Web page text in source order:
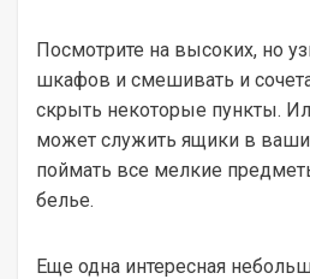
Посмотрите на высоких, но
шкафов и смешивать и
скрыть некоторые пункты.
может служить ящики в
поймать все мелкие
белье.
Еще одна интересная